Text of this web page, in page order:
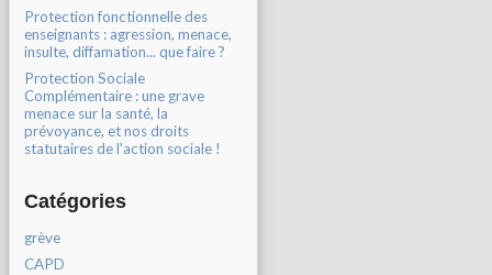
Protection fonctionnelle des
enseignants : agression, menace,
insulte, diffamation... que faire ?
Protection Sociale
Complémentaire : une grave
menace sur la santé, la
prévoyance, et nos droits
statutaires de l'action sociale !
Catégories
grève
CAPD